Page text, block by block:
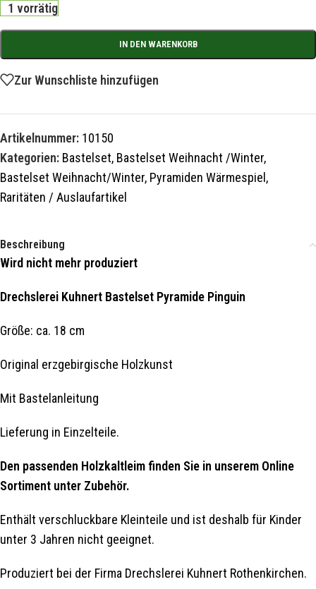
1 vorrätig
IN DEN WARENKORB
Zur Wunschliste hinzufügen
Artikelnummer: 10150
Kategorien: Bastelset, Bastelset Weihnacht /Winter,
Bastelset Weihnacht/Winter, Pyramiden Wärmespiel ,
Raritäten / Auslaufartikel
Beschreibung
Wird nicht mehr produziert
Drechslerei Kuhnert Bastelset Pyramide Pinguin
Größe: ca. 18 cm
Original erzgebirgische Holzkunst
Mit Bastelanleitung
Lieferung in Einzelteile.
Den passenden Holzkaltleim finden Sie in unserem Online
Sortiment unter Zubehör.
Enthält verschluckbare Kleinteile und ist deshalb für Kinder
unter 3 Jahren nicht geeignet.
Produziert bei der Firma Drechslerei Kuhnert Rothenkirchen.